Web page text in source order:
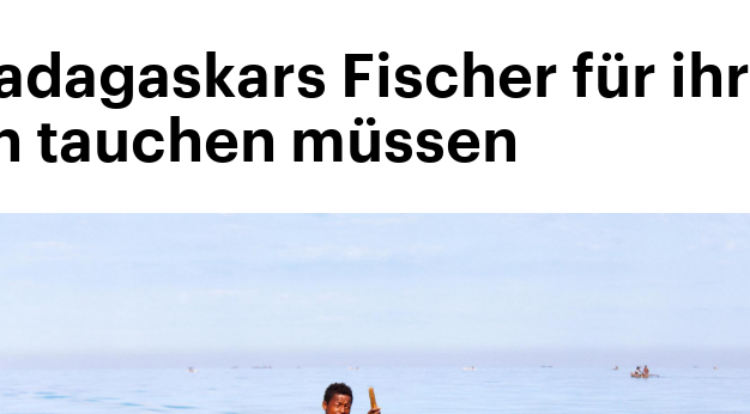
Fischer für ihr
tauchen müssen